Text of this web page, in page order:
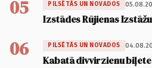
05 PILSĒTĀS UN NOVADOS
Izstādes Rūjienas
06 PILSĒTĀS UN NOVADOS
Kabatā divvirzienu biļete